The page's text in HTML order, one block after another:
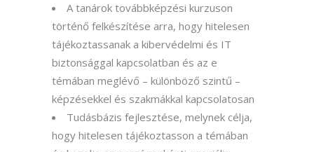
A tanárok továbbképzési kurzuson
történő felkészítése arra, hogy hitelesen
tájékoztassanak a kibervédelmi és IT
biztonsággal kapcsolatban és az e
témában meglévő – különböző szintű –
képzésekkel és szakmákkal kapcsolatosan
Tudásbázis fejlesztése, melynek célja,
hogy hitelesen tájékoztasson a témában